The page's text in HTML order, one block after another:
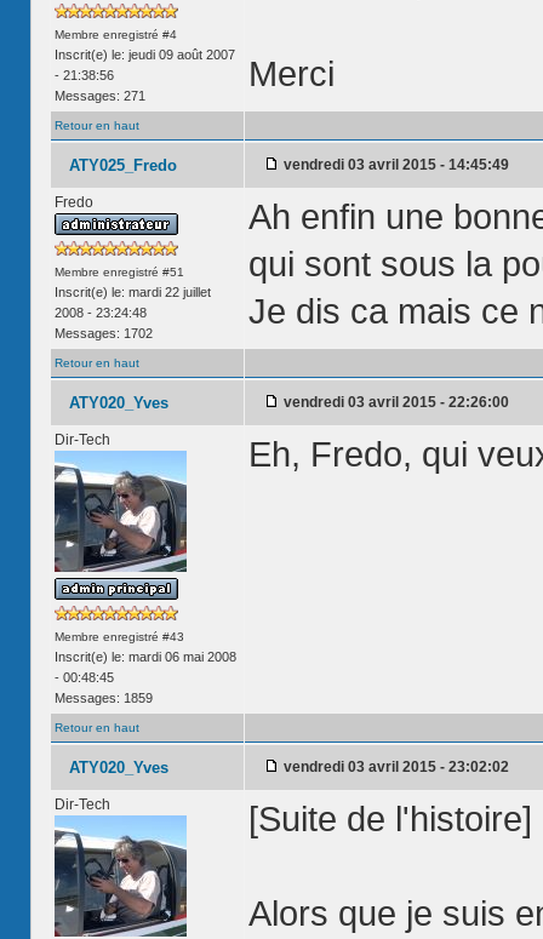
Membre enregistré #4
Inscrit(e) le: jeudi 09 août 2007
- 21:38:56
Messages: 271
Merci
Retour en haut
ATY025_Fredo vendredi 03 avril 2015 - 14:45:49
Fredo
Membre enregistré #51
Inscrit(e) le: mardi 22 juillet
2008 - 23:24:48
Messages: 1702
Ah enfin une
qui sont sous la
Je dis ca mais ce
Retour en haut
ATY020_Yves vendredi 03 avril 2015 - 22:26:00
Dir-Tech
Membre enregistré #43
Inscrit(e) le: mardi 06 mai 2008
- 00:48:45
Messages: 1859
Eh, Fredo, qui
Retour en haut
ATY020_Yves vendredi 03 avril 2015 - 23:02:02
Dir-Tech [Suite de l'histoire]
Alors que je suis